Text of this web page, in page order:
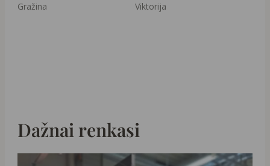
Gražina
Viktorija
Dažnai renkasi
Original
Current